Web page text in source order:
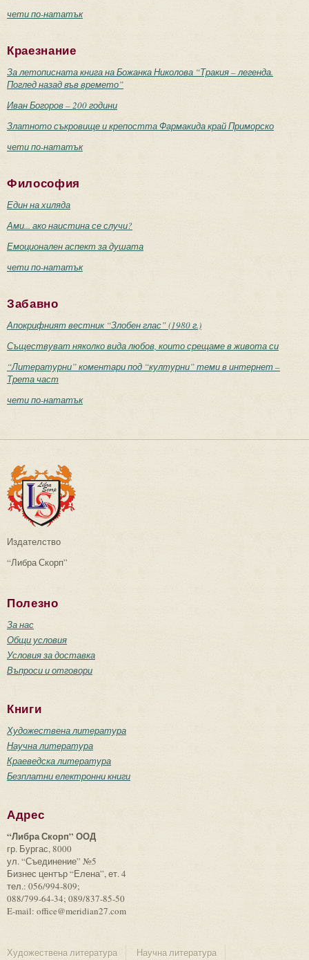
чети по-нататък
Краезнание
За летописната книга на Божанка Николова “Тракия – легенда.
Поглед назад във времето”
Иван Богоров – 200 години
Златното съкровище и крепостта Фармакида край Приморско
чети по-нататък
Философия
Един на хиляда
Ами... ако наистина се случи?
Емоционален аспект за душата
чети по-нататък
Забавно
Апокрифният вестник “Злобен глас” (1980 г.)
Съществуват няколко вида любов, които срещаме в живота си
“Литературни” коментари под “културни” теми в интернет –
Трета част
чети по-нататък
Издателство
“Либра Скорп”
Полезно
За нас
Общи условия
Условия за доставка
Въпроси и отговори
Книги
Художествена литература
Научна литература
Краеведска литература
Безплатни електронни книги
Адрес
“Либра Скорп” ООД
гр. Бургас, 8000
ул. “Съединение” №5
Бизнес център “Елена”, ет. 4
тел.: 056/994-809;
088/799-64-34; 089/837-85-50
E-mail: office@meridian27.com
Художествена литература Научна литература